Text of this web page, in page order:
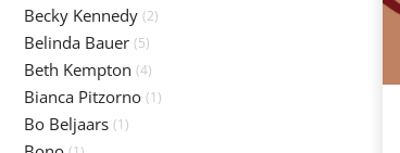
Becky Kennedy (2)
Belinda Bauer (5)
Beth Kempton (4)
Bianca Pitzorno (1)
Bo Beljaars (1)